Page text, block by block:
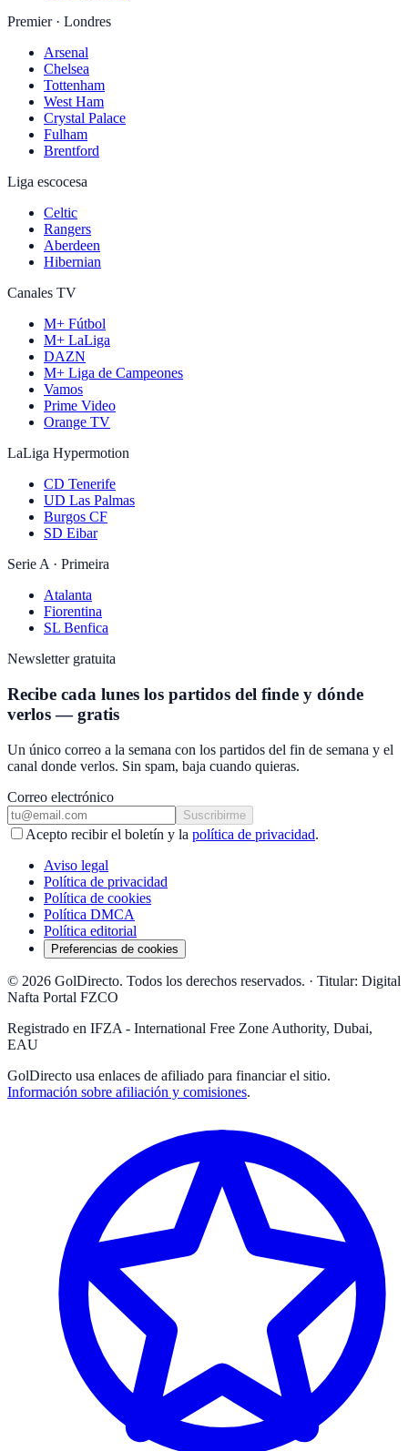
Premier · Londres
Arsenal
Chelsea
Tottenham
West Ham
Crystal Palace
Fulham
Brentford
Liga escocesa
Celtic
Rangers
Aberdeen
Hibernian
Canales TV
M+ Fútbol
M+ LaLiga
DAZN
M+ Liga de Campeones
Vamos
Prime Video
Orange TV
LaLiga Hypermotion
CD Tenerife
UD Las Palmas
Burgos CF
SD Eibar
Serie A · Primeira
Atalanta
Fiorentina
SL Benfica
Newsletter gratuita
Recibe cada lunes los partidos del finde y dónde
verlos — gratis
Un único correo a la semana con los partidos del fin de semana y el
canal donde verlos. Sin spam, baja cuando quieras.
Correo electrónico
Suscribirme
Acepto recibir el boletín y la política de privacidad.
Aviso legal
Política de privacidad
Política de cookies
Política DMCA
Política editorial
Preferencias de cookies
© 2026 GolDirecto. Todos los derechos reservados. · Titular: Digital
Nafta Portal FZCO
Registrado en IFZA - International Free Zone Authority, Dubai,
EAU
GolDirecto usa enlaces de afiliado para financiar el sitio.
Información sobre afiliación y comisiones.